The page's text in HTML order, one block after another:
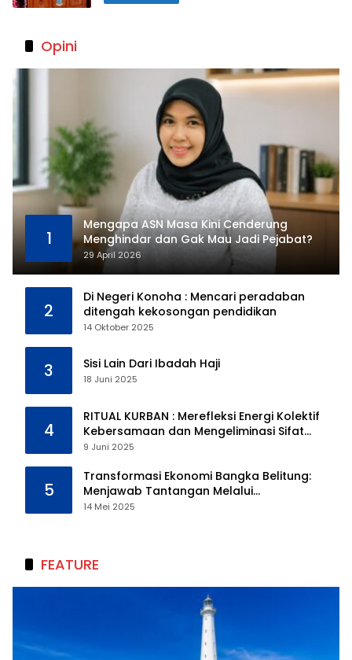
Opini
1
Mengapa ASN Masa Kini Cenderung
Menghindar dan Gak Mau Jadi Pejabat?
29 April 2026
2
Di Negeri Konoha : Mencari peradaban
ditengah kekosongan pendidikan
14 Oktober 2025
3 Sisi Lain Dari Ibadah Haji
18 Juni 2025
4
RITUAL KURBAN : Merefleksi Energi Kolektif
Kebersamaan dan Mengeliminasi Sifat
Kebinatangan Manusia
9 Juni 2025
5
Transformasi Ekonomi Bangka Belitung:
Menjawab Tantangan Melalui
Pengelolaan Sumber Daya Alam yang
14 Mei 2025
FEATURE